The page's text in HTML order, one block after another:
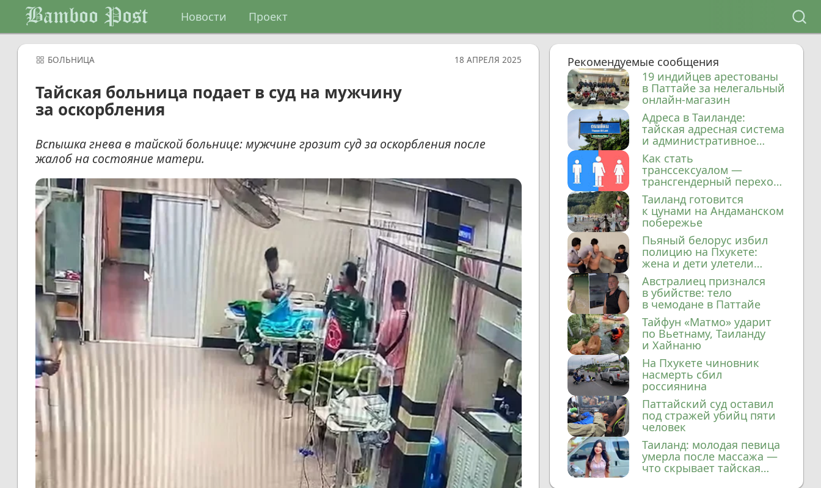
Bamboo Post Новости Проект
БОЛЬНИЦА 18 АПРЕЛЯ 2025
Тайская больница подает в суд на мужчину
за оскорбления
Вспышка гнева в тайской больнице: мужчине грозит суд за оскорбления после
жалоб на состояние матери.
Рекомендуемые сообщения
19 индийцев арестованы
в Паттайе за нелегальный
онлайн-магазин
Адреса в Таиланде:
тайская адресная система
и административное
деление
Как стать
транссексуалом —
трансгендерный переход
в Таиланде
Таиланд готовится
к цунами на Андаманском
побережье
Пьяный белорус избил
полицию на Пхукете:
жена и дети улетели
домой
Австралиец признался
в убийстве: тело
в чемодане в Паттайе
Тайфун «Матмо» ударит
по Вьетнаму, Таиланду
и Хайнаню
На Пхукете чиновник
насмерть сбил
россиянина
Паттайский суд оставил
под стражей убийц пяти
человек
Таиланд: молодая певица
умерла после массажа —
что скрывает тайская
медицина?